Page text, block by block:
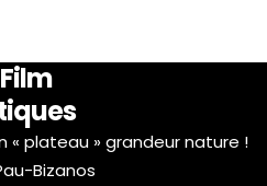
« plateau » grandeur nature !
Bizanos